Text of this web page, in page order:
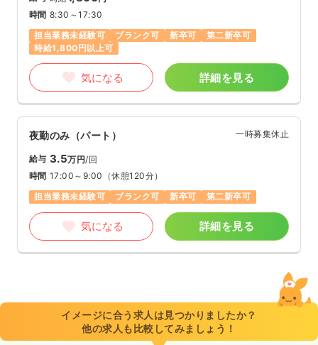
時間 8:30～17:30
担当業務未経験可
ブランク可 新卒可
第二新卒可
時給1,800円以上可
気になる 詳細を見る
夜勤のみ（パート） 一時募集休止
給与 3.5万円/回
時間 17:00～9:00 （休憩120分）
担当業務未経験可
ブランク可 新卒可 第二新卒可
気になる 詳細を見る
イメージに合う求人は見つかりましたか？
他の求人も比較してみましょう！